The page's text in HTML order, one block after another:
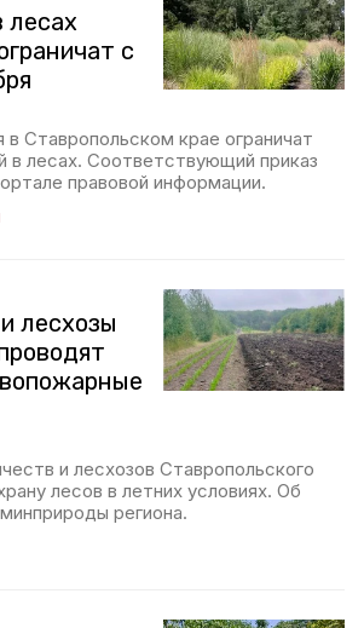
лесах
с
в Ставропольском крае ограничат
в лесах. Соответствующий приказ
правовой информации.
лесхозы
и лесхозов Ставропольского
лесов в летних условиях. Об
региона.